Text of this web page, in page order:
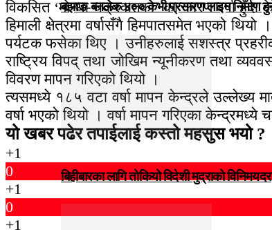
बझाङ-बनलेक ४०० केभी प्रसारण लाइन निर्माण
बिहीबारका लागि तोकियो विदेशी मुद्राको विनिमयदर
विकसित ‘मोन्था चक्रवातका’ का कारण वर्षा
हिमाली क्षेत्रमा वर्षासँगै हिमपातसमेत भएको
पर्यटक फसेका थिए । उनीहरुलाई सशस्त्र प्रहरीको
राष्ट्रिय विपद् तथा जोखिम न्यूनीकरण तथा
विवरण मापन गरिएको थियो ।
त्यसमध्ये १८५ वटा वर्षा मापन केन्द्रले उल्लेख्य
वर्षा भएको थियो । वर्षा मापन गरिएका केन्द्रमध्ये
यो खबर पढेर तपाईलाई कस्तो महसुस भयो ?
+1
0
+1
0
+1